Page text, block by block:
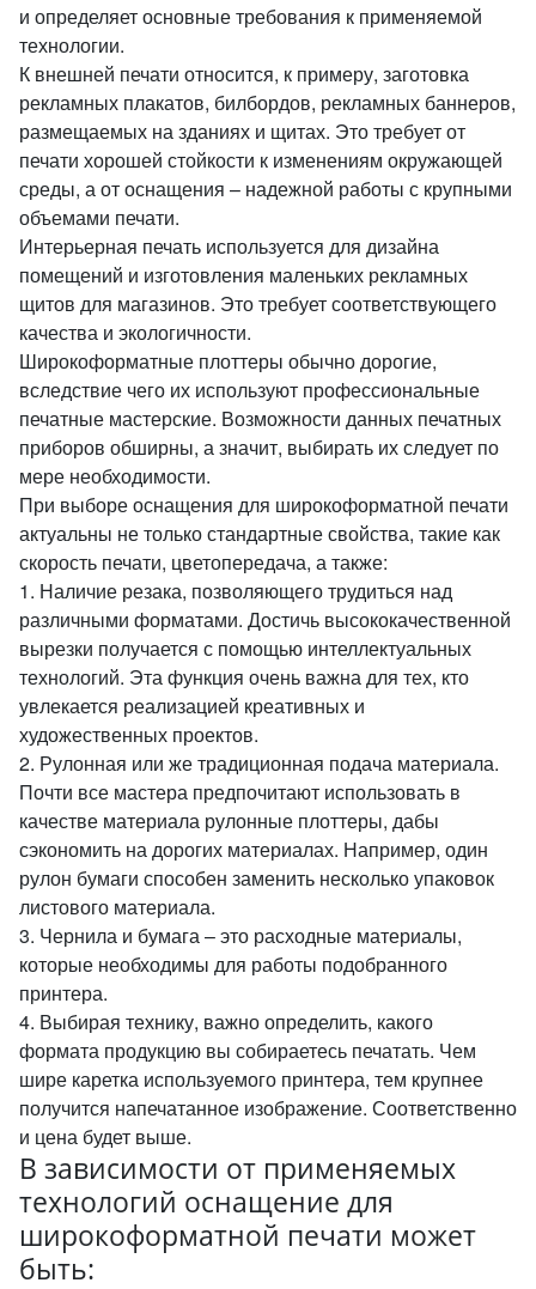
и определяет основные требования к применяемой
технологии.
К внешней печати относится, к примеру, заготовка
рекламных плакатов, билбордов, рекламных баннеров,
размещаемых на зданиях и щитах. Это требует от
печати хорошей стойкости к изменениям окружающей
среды, а от оснащения – надежной работы с крупными
объемами печати.
Интерьерная печать используется для дизайна
помещений и изготовления маленьких рекламных
щитов для магазинов. Это требует соответствующего
качества и экологичности.
Широкоформатные плоттеры обычно дорогие,
вследствие чего их используют профессиональные
печатные мастерские. Возможности данных печатных
приборов обширны, а значит, выбирать их следует по
мере необходимости.
При выборе оснащения для широкоформатной печати
актуальны не только стандартные свойства, такие как
скорость печати, цветопередача, а также:
1. Наличие резака, позволяющего трудиться над
различными форматами. Достичь высококачественной
вырезки получается с помощью интеллектуальных
технологий. Эта функция очень важна для тех, кто
увлекается реализацией креативных и
художественных проектов.
2. Рулонная или же традиционная подача материала.
Почти все мастера предпочитают использовать в
качестве материала рулонные плоттеры, дабы
сэкономить на дорогих материалах. Например, один
рулон бумаги способен заменить несколько упаковок
листового материала.
3. Чернила и бумага – это расходные материалы,
которые необходимы для работы подобранного
принтера.
4. Выбирая технику, важно определить, какого
формата продукцию вы собираетесь печатать. Чем
шире каретка используемого принтера, тем крупнее
получится напечатанное изображение. Соответственно
и цена будет выше.
В зависимости от применяемых
технологий оснащение для
широкоформатной печати может
быть: